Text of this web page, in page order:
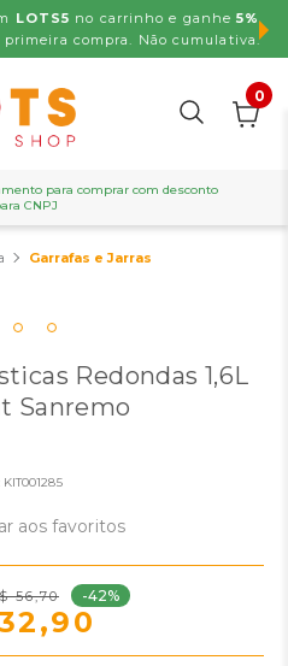
e ganhe5% OFFna sua
Não cumulativa.
0
para comprar com desconto
CNPJ
Garrafas e Jarras
Redondas 1,6L
Sanremo
KIT001285
aos favoritos
56,70 -42%